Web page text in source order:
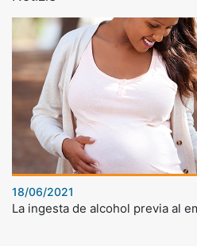
18/06/2021
La ingesta de alcohol previa al